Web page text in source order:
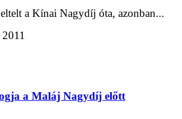
a Kínai Nagydíj óta, azonban...
2011
a Maláj Nagydíj előtt